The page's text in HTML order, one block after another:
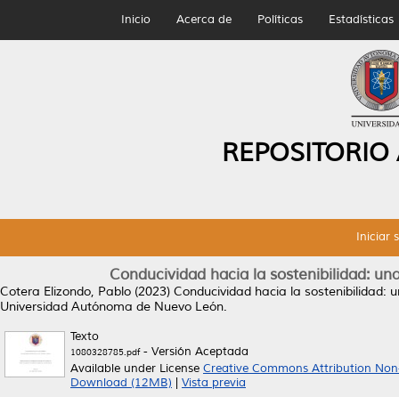
Inicio Acerca de Políticas Estadísticas
Iniciar
Conducividad hacia la sostenibilidad:
Cotera Elizondo, Pablo (2023) Conducividad hacia la sostenibilidad:
Universidad Autónoma de Nuevo León.
Texto
1080328785.pdf- Versión Aceptada
Available under License Creative Commons Attribution
Download (12MB)
Vista previa